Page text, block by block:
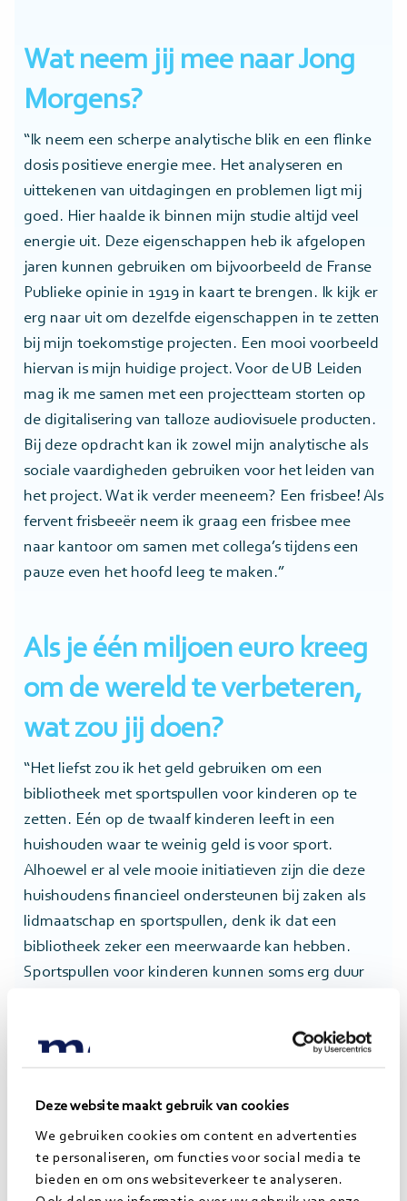
Deze website maakt gebruik van cookies
We gebruiken cookies om content en advertenties
te personaliseren, om functies voor social media te
bieden en om ons websiteverkeer te analyseren.
Wat neem jij mee naar Jong
Morgens?
“Ik neem een scherpe analytische blik en een flinke
dosis positieve energie mee. Het analyseren en
uittekenen van uitdagingen en problemen ligt mij
goed. Hier haalde ik binnen mijn studie altijd veel
energie uit. Deze eigenschappen heb ik afgelopen
jaren kunnen gebruiken om bijvoorbeeld de Franse
Publieke opinie in 1919 in kaart te brengen. Ik kijk er
erg naar uit om dezelfde eigenschappen in te zetten
bij mijn toekomstige projecten. Een mooi voorbeeld
hiervan is mijn huidige project. Voor de UB Leiden
mag ik me samen met een projectteam storten op
de digitalisering van talloze audiovisuele producten.
Bij deze opdracht kan ik zowel mijn analytische als
sociale vaardigheden gebruiken voor het leiden van
het project. Wat ik verder meeneem? Een frisbee! Als
fervent frisbeeër neem ik graag een frisbee mee
naar kantoor om samen met collega’s tijdens een
pauze even het hoofd leeg te maken.”
Als je één miljoen euro kreeg
om de wereld te verbeteren,
wat zou jij doen?
“Het liefst zou ik het geld gebruiken om een
bibliotheek met sportspullen voor kinderen op te
zetten. Eén op de twaalf kinderen leeft in een
huishouden waar te weinig geld is voor sport.
Alhoewel er al vele mooie initiatieven zijn die deze
huishoudens financieel ondersteunen bij zaken als
lidmaatschap en sportspullen, denk ik dat een
bibliotheek zeker een meerwaarde kan hebben.
Sportspullen voor kinderen kunnen soms erg duur
tennisracket op die manier door meerdere kinderen
naar mijn mening niet alleen leuk, maar ook heel
ontwikkeling van kinderen. Geen enkel kind zou dit
ontnomen moeten worden.”